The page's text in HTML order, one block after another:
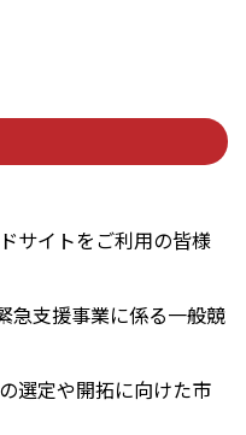
サイトをご利用の皆様
急支援事業に係る一般競
選定や開拓に向けた市